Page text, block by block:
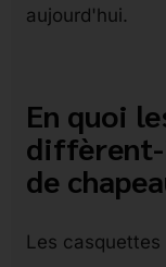
aujourd'hui.
En quoi
diffèrent-
de
Les